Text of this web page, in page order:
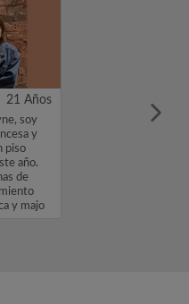
21 Años
soy
y
piso
año.
de
y majo